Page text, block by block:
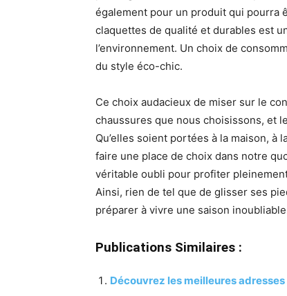
également pour un produit qui pourra
claquettes de qualité et durables est
l’environnement. Un choix de
du style éco-chic.
Ce choix audacieux de miser sur le
chaussures que nous choisissons, et
Qu’elles soient portées à la maison, à
faire une place de choix dans notre
véritable oubli pour profiter
Ainsi, rien de tel que de glisser ses
préparer à vivre une saison
Publications Similaires :
Découvrez les meilleures